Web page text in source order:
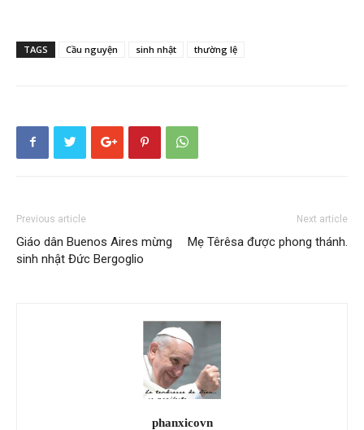
TAGS Cầu nguyện sinh nhật thường lệ
Previous article
Giáo dân Buenos Aires mừng
sinh nhật Đức Bergoglio
Next article
Mẹ Têrêsa được phong thánh.
phanxicovn